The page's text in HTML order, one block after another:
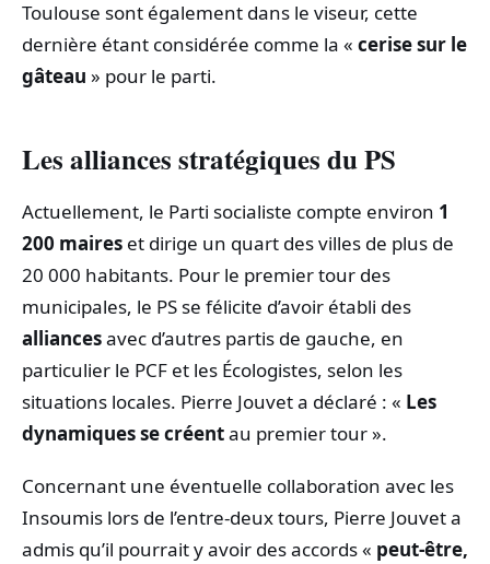
Toulouse sont également dans le viseur, cette
dernière étant considérée comme la « cerise sur le
gâteau » pour le parti.
Les alliances stratégiques du PS
Actuellement, le Parti socialiste compte environ 1
200 maires et dirige un quart des villes de plus de
20 000 habitants. Pour le premier tour des
municipales, le PS se félicite d’avoir établi des
alliancesavec d’autres partis de gauche, en
particulier le PCF et les Écologistes, selon les
situations locales. Pierre Jouvet a déclaré : « Les
dynamiques se créentau premier tour ».
Concernant une éventuelle collaboration avec les
Insoumis lors de l’entre-deux tours, Pierre Jouvet a
admis qu’il pourrait y avoir des accords « peut-être,